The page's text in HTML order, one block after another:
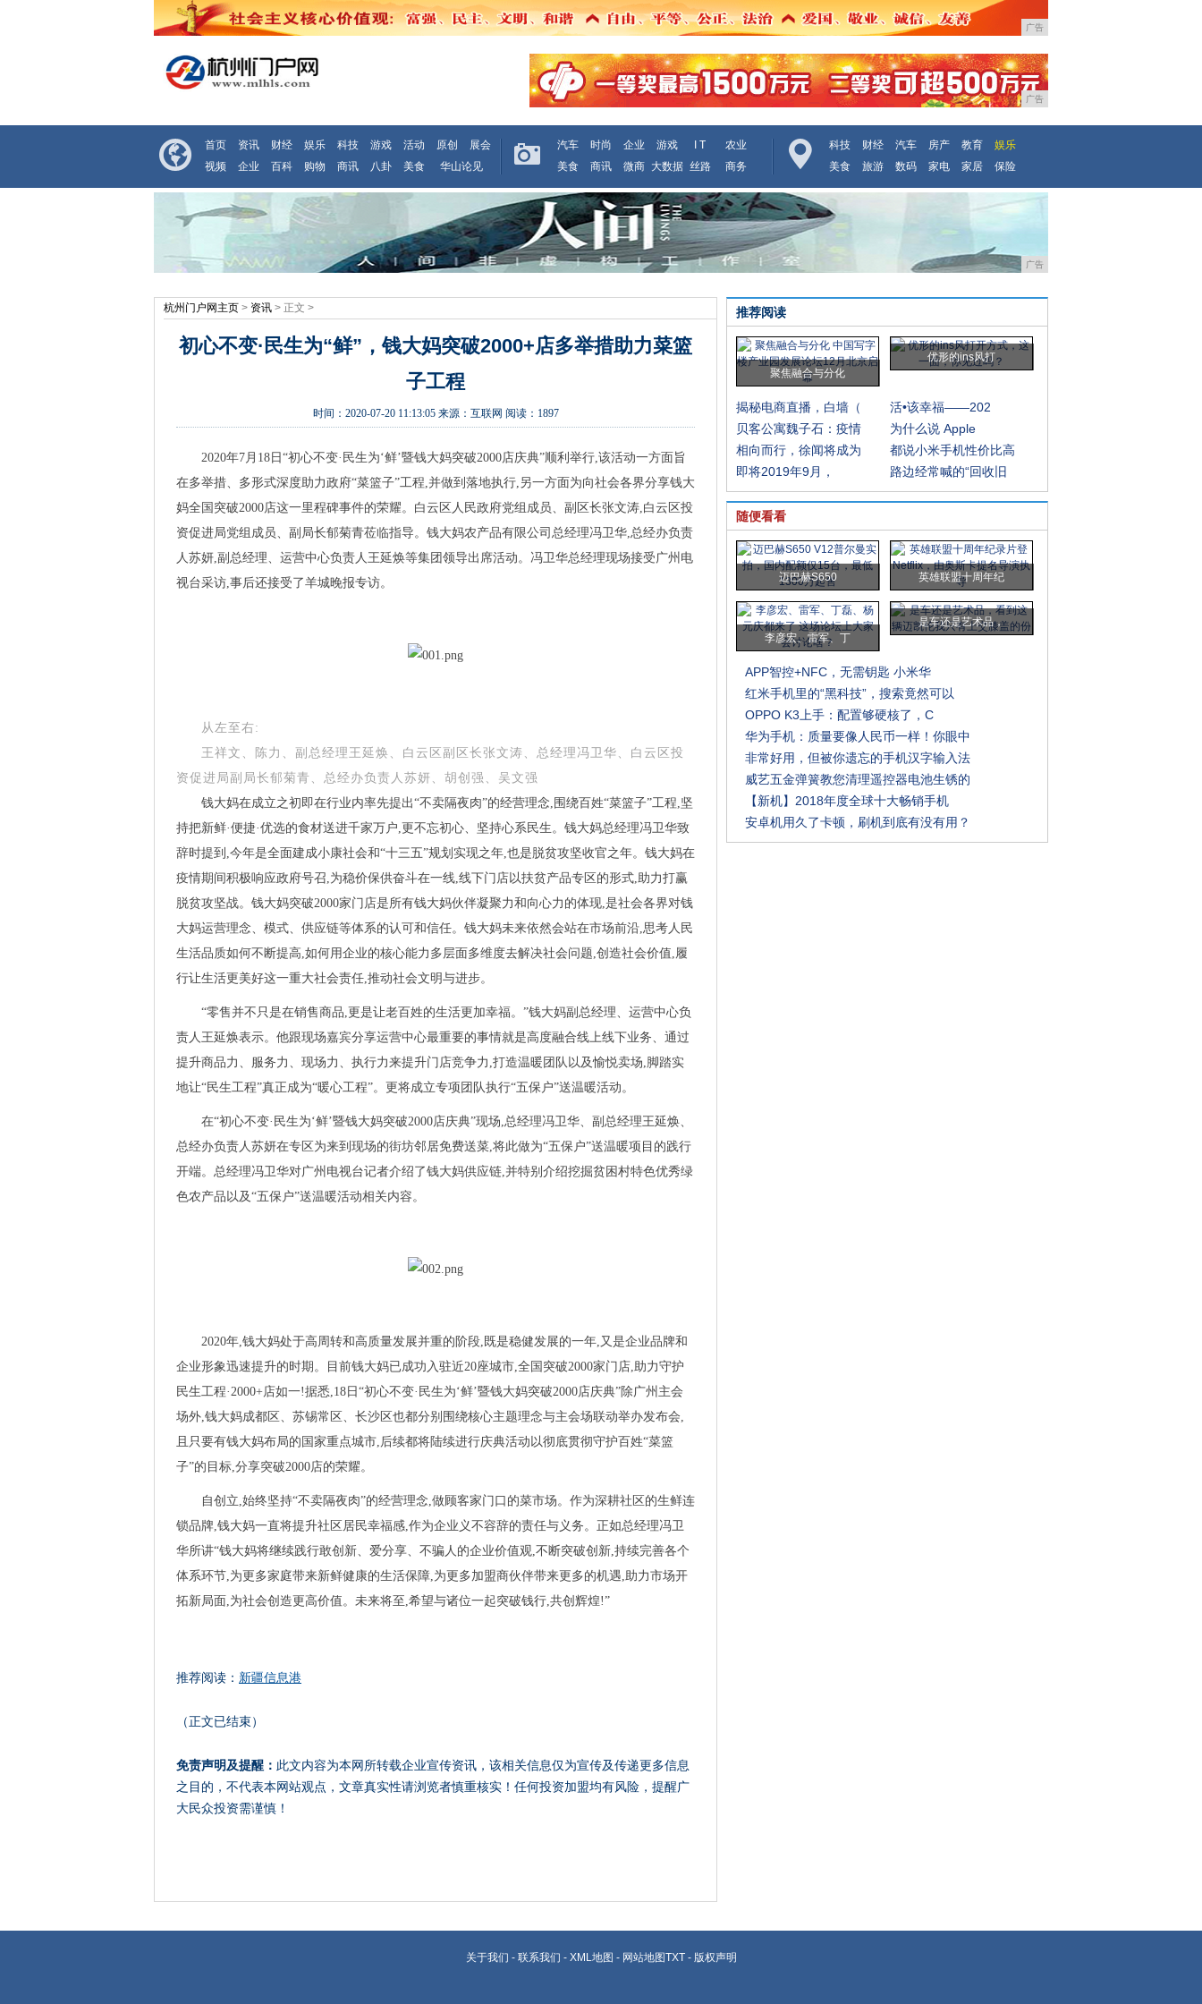
广告
广告
首页 资讯 财经 娱乐 科技 游戏 活动 原创
展会
视频
企业 百科 购物 商讯 八卦 美食 华山论见
汽车 时尚 企业 游戏 I T
农业
美食
商讯 微商 大数据 丝路 商务
科技 财经 汽车 房产 教育
娱乐
美食
旅游 数码 家电 家居 保险
广告
杭州门户网主页 > 资讯 > 正文 >
初心不变·民生为“鲜”，钱大妈突破2000+店多举措助力菜篮
子工程
时间： 2020-07-20 11:13:05来源： 互联网 阅读：1897
2020年7月18日“初心不变·民生为‘鲜’暨钱大妈突破2000店庆典”顺利举行,该活动一方面旨
在多举措、多形式深度助力政府“菜篮子”工程,并做到落地执行,另一方面为向社会各界分享钱大
妈全国突破2000店这一里程碑事件的荣耀。白云区人民政府党组成员、副区长张文涛,白云区投
资促进局党组成员、副局长郁菊青莅临指导。钱大妈农产品有限公司总经理冯卫华,总经办负责
人苏妍,副总经理、运营中心负责人王延焕等集团领导出席活动。冯卫华总经理现场接受广州电
视台采访,事后还接受了羊城晚报专访。
从左至右:
王祥文、陈力、副总经理王延焕、白云区副区长张文涛、总经理冯卫华、白云区投
资促进局副局长郁菊青、总经办负责人苏妍、胡创强、吴文强
钱大妈在成立之初即在行业内率先提出“不卖隔夜肉”的经营理念,围绕百姓“菜篮子”工程,坚
持把新鲜·便捷·优选的食材送进千家万户,更不忘初心、坚持心系民生。钱大妈总经理冯卫华致
辞时提到,今年是全面建成小康社会和“十三五”规划实现之年,也是脱贫攻坚收官之年。钱大妈在
疫情期间积极响应政府号召,为稳价保供奋斗在一线,线下门店以扶贫产品专区的形式,助力打赢
脱贫攻坚战。钱大妈突破2000家门店是所有钱大妈伙伴凝聚力和向心力的体现,是社会各界对钱
大妈运营理念、模式、供应链等体系的认可和信任。钱大妈未来依然会站在市场前沿,思考人民
生活品质如何不断提高,如何用企业的核心能力多层面多维度去解决社会问题,创造社会价值,履
行让生活更美好这一重大社会责任,推动社会文明与进步。
“零售并不只是在销售商品,更是让老百姓的生活更加幸福。”钱大妈副总经理、运营中心负
责人王延焕表示。他跟现场嘉宾分享运营中心最重要的事情就是高度融合线上线下业务、通过
提升商品力、服务力、现场力、执行力来提升门店竞争力,打造温暖团队以及愉悦卖场,脚踏实
地让“民生工程”真正成为“暖心工程”。更将成立专项团队执行“五保户”送温暖活动。
在“初心不变·民生为‘鲜’暨钱大妈突破2000店庆典”现场,总经理冯卫华、副总经理王延焕、
总经办负责人苏妍在专区为来到现场的街坊邻居免费送菜,将此做为“五保户”送温暖项目的践行
开端。总经理冯卫华对广州电视台记者介绍了钱大妈供应链,并特别介绍挖掘贫困村特色优秀绿
色农产品以及“五保户”送温暖活动相关内容。
2020年,钱大妈处于高周转和高质量发展并重的阶段,既是稳健发展的一年,又是企业品牌和
企业形象迅速提升的时期。目前钱大妈已成功入驻近20座城市,全国突破2000家门店,助力守护
民生工程·2000+店如一!据悉,18日“初心不变·民生为‘鲜’暨钱大妈突破2000店庆典”除广州主会
场外,钱大妈成都区、苏锡常区、长沙区也都分别围绕核心主题理念与主会场联动举办发布会,
且只要有钱大妈布局的国家重点城市,后续都将陆续进行庆典活动以彻底贯彻守护百姓“菜篮
子”的目标,分享突破2000店的荣耀。
自创立,始终坚持“不卖隔夜肉”的经营理念,做顾客家门口的菜市场。作为深耕社区的生鲜连
锁品牌,钱大妈一直将提升社区居民幸福感,作为企业义不容辞的责任与义务。正如总经理冯卫
华所讲“钱大妈将继续践行敢创新、爱分享、不骗人的企业价值观,不断突破创新,持续完善各个
体系环节,为更多家庭带来新鲜健康的生活保障,为更多加盟商伙伴带来更多的机遇,助力市场开
拓新局面,为社会创造更高价值。未来将至,希望与诸位一起突破钱行,共创辉煌!”
推荐阅读： 新疆信息港
（正文已结束）
免责声明及提醒： 此文内容为本网所转载企业宣传资讯，该相关信息仅为宣传及传递更多信息
之目的，不代表本网站观点，文章真实性请浏览者慎重核实！任何投资加盟均有风险，提醒广
大民众投资需谨慎！
推荐阅读
聚焦融合与分化
优形的ins风打
揭秘电商直播，白墙（
活•该幸福——202
贝客公寓魏子石：疫情
为什么说 Apple
相向而行，徐闻将成为
都说小米手机性价比高
即将2019年9月，
路边经常喊的“回收旧
随便看看
迈巴赫S650 英雄联盟十周年纪
李彦宏、雷军、丁
是车还是艺术品，
APP智控+NFC，无需钥匙 小米华
红米手机里的“黑科技”，搜索竟然可以
OPPO K3上手：配置够硬核了，C
华为手机：质量要像人民币一样！你眼中
非常好用，但被你遗忘的手机汉字输入法
威艺五金弹簧教您清理遥控器电池生锈的
【新机】2018年度全球十大畅销手机
安卓机用久了卡顿，刷机到底有没有用？
关于我们 - 联系我们 - XML地图 - 网站地图TXT- 版权声明